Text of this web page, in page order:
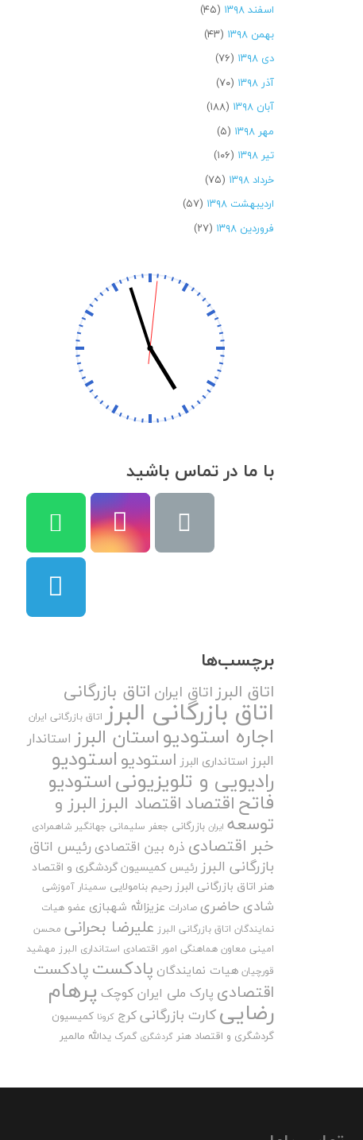
اسفند ۱۳۹۸
(۴۵)
بهمن ۱۳۹۸
(۴۳)
دی ۱۳۹۸
(۷۶)
آذر ۱۳۹۸
(۷۰)
آبان ۱۳۹۸
(۱۸۸)
مهر ۱۳۹۸
(۵)
تیر ۱۳۹۸
(۱۰۶)
خرداد ۱۳۹۸
(۷۵)
اردیبهشت ۱۳۹۸
(۵۷)
فروردین ۱۳۹۸
(۲۷)
با ما در تماس باشید
برچسب‌ها
اتاق البرزاتاق ایران اتاق بازرگانی
اتاق بازرگانی البرز اتاق بازرگانی ایران
اجاره استودیواستان البرز استاندار
البرز استانداری البرز استودیواستودیو
رادیویی و تلویزیونیاستودیو
فاتحاقتصاداقتصاد البرزالبرز و
توسعه ایران بازرگانی جعفر سلیمانی جهانگیر شاهمرادی
خبر اقتصادی ذره بین اقتصادی رئیس اتاق
بازرگانی البرز رئیس کمیسیون گردشگری و اقتصاد
هنر اتاق بازرگانی البرز رحیم بنامولایی سمینار آموزشی
شادی حاضری صادرات عزیزالله شهبازی عضو هیات
نمایندگان اتاق بازرگانی البرز علیرضا بحرانی محسن
امینی معاون هماهنگی امور اقتصادی استانداری البرز مهشید
قورچیان هیات نمایندگان پادکستپادکست
اقتصادی پارک ملی ایران کوچک پرهام
رضاییکارت بازرگانیکرج کرونا کمیسیون
گردشگری و اقتصاد هنر گردشگری گمرک یدالله مالمیر